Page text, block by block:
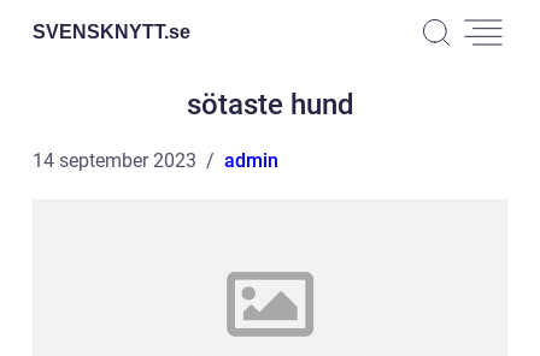
SVENSKNYTT.se
sötaste hund
14 september 2023 admin